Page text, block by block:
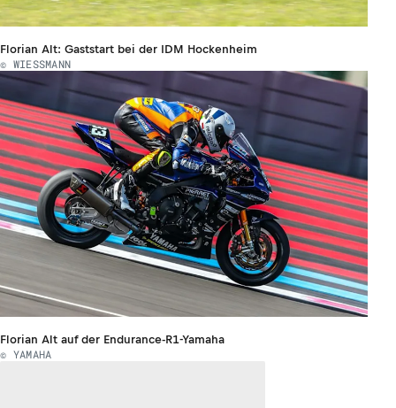
Florian Alt: Gaststart bei der IDM Hockenheim
© WIESSMANN
Florian Alt auf der Endurance-R1-Yamaha
© YAMAHA